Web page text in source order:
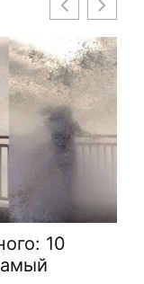
10